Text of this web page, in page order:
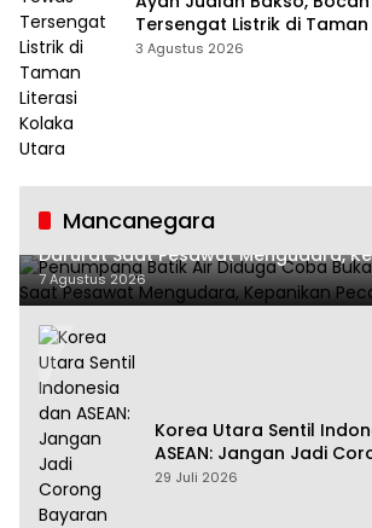
Tersengat Listrik di
Utara
3 Agustus 2026
Mancanegara
Penumpang Batik Air Diduga Coba
Darurat Saat Pesawat Mengudara,
di Dalam Kabin
7 Agustus 2026
Korea Utara Sentil
ASEAN: Jangan Jadi
Amerika Serikat
29 Juli 2026